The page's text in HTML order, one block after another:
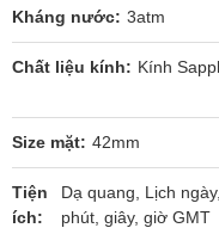
Kháng nước 3atm
Chất liệu kính Kính
Size mặt 42mm
Tiện
ích
Dạ quang, Lịch
phút, giây, giờ GMT